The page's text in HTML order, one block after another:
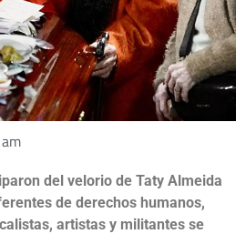
del velorio de Taty Almeida
de derechos humanos,
artistas y militantes se